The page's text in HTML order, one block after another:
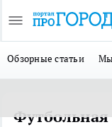
Обзорные статьи Мы
Футбольная